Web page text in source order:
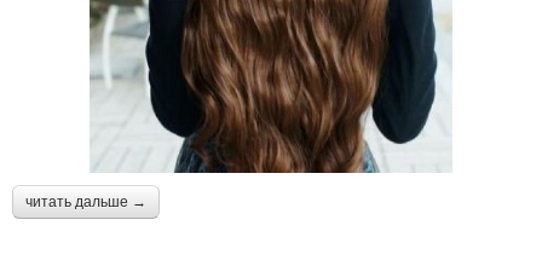
читать дальше →